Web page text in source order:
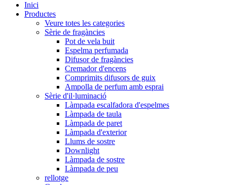
Inici
Productes
Veure totes les categories
Sèrie de fragàncies
Pot de vela buit
Espelma perfumada
Difusor de fragàncies
Cremador d'encens
Comprimits difusors de guix
Ampolla de perfum amb esprai
Sèrie d'il·luminació
Làmpada escalfadora d'espelmes
Làmpada de taula
Làmpada de paret
Làmpada d'exterior
Llums de sostre
Downlight
Làmpada de sostre
Làmpada de peu
rellotge